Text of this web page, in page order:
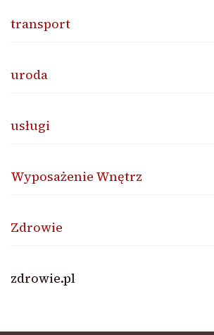
transport
uroda
usługi
Wyposażenie Wnętrz
Zdrowie
zdrowie.pl